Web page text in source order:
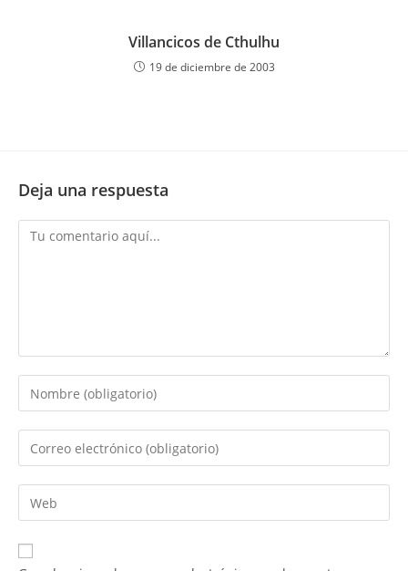
Villancicos de Cthulhu
19 de diciembre de 2003
Deja una respuesta
Comentario
Introduce
tu
nombre
de
usuario
para
Introduce
tu
dirección
de
electrónico
Introduce
la
URL
de